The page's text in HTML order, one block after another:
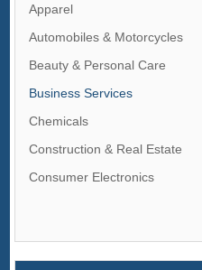
Apparel
Automobiles & Motorcycles
Beauty & Personal Care
Business Services
Chemicals
Construction & Real Estate
Consumer Electronics
Energy